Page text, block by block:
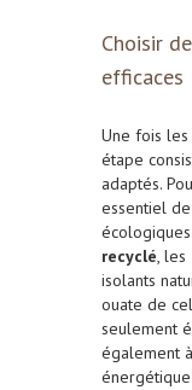
Choisir
efficaces
Une fois
étape
adaptés.
essentiel
recyclé, les
isolants
ouate de
seulement
également